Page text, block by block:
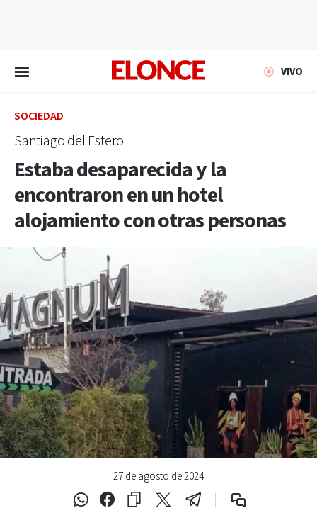
VIVO
SOCIEDAD
Santiago del Estero
Estaba desaparecida y la
encontraron en un hotel
alojamiento con otras personas
27 de agosto de 2024